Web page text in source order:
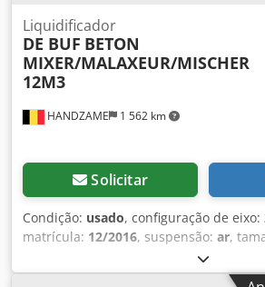
HANDZAME 1 562 km
Liquidificador
DE BUF BETON
MIXER/MALAXEUR/MISCHER
12M3
Solicitar
Condição: usado, configuração de eixo:
matrícula: 12/2016, suspensão: ar,
, distância entre eixos:
fabrico:2016, Material utilizável: Betão